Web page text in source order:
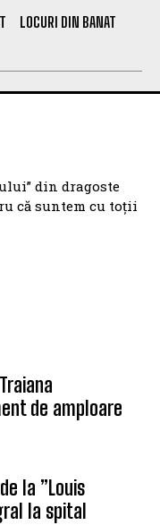
LOCURI DIN BANAT
din dragoste
că suntem cu toții
de amploare
la ”Louis
la spital